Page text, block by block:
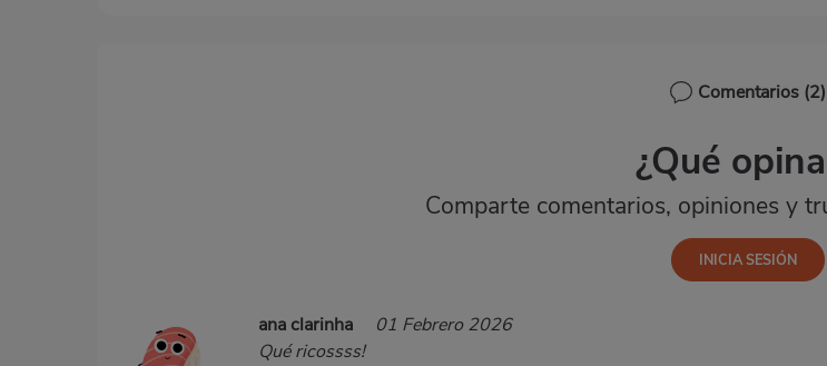
Comentarios (2)
¿Qué
Comparte comentarios, opiniones y
ana clarinha
01 Febrero 2026
Qué ricossss!